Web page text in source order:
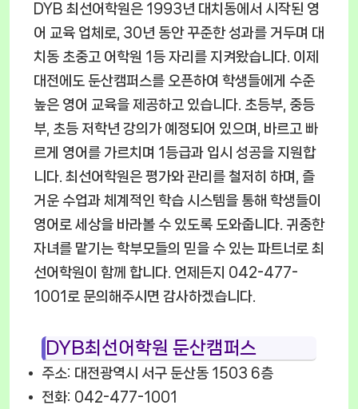
DYB 최선어학원은 1993년 대치동에서 시작된 영
어 교육 업체로, 30년 동안 꾸준한 성과를 거두며 대
치동 초중고 어학원 1등 자리를 지켜왔습니다. 이제
대전에도 둔산캠퍼스를 오픈하여 학생들에게 수준
높은 영어 교육을 제공하고 있습니다. 초등부, 중등
부, 초등 저학년 강의가 예정되어 있으며, 바르고 빠
르게 영어를 가르치며 1등급과 입시 성공을 지원합
니다. 최선어학원은 평가와 관리를 철저히 하며, 즐
거운 수업과 체계적인 학습 시스템을 통해 학생들이
영어로 세상을 바라볼 수 있도록 도와줍니다. 귀중한
자녀를 맡기는 학부모들의 믿을 수 있는 파트너로 최
선어학원이 함께 합니다. 언제든지 042-477-
1001로 문의해주시면 감사하겠습니다.
DYB최선어학원 둔산캠퍼스
주소: 대전광역시 서구 둔산동 1503 6층
전화: 042-477-1001